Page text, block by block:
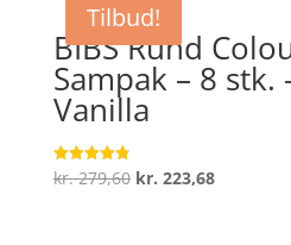
Tilbud!
BIBS Rund
Sampak – 8 stk.
Vanilla
Vurderet
4.8
kr.279,60 Den
kr. 223,68Den